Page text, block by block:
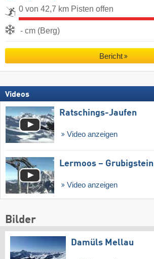
0 von 42,7 km Pisten offen
- cm (Berg)
Bericht
Videos
Ratschings-Jaufen
Video anzeigen
Lermoos – Grubigstein
Video anzeigen
Bilder
Damüls Mellau